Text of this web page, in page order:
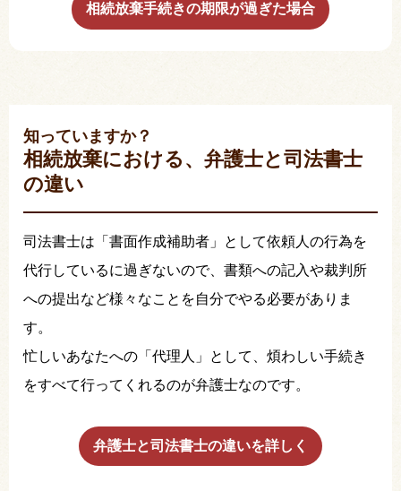
相続放棄手続きの期限が過ぎた場合
知っていますか？
相続放棄における、弁護士と司法書士
の違い
司法書士は「書面作成補助者」として依頼人の行為を
代行しているに過ぎないので、書類への記入や裁判所
への提出など様々なことを自分でやる必要がありま
す。
忙しいあなたへの「代理人」として、煩わしい手続き
をすべて行ってくれるのが弁護士なのです。
弁護士と司法書士の違いを詳しく